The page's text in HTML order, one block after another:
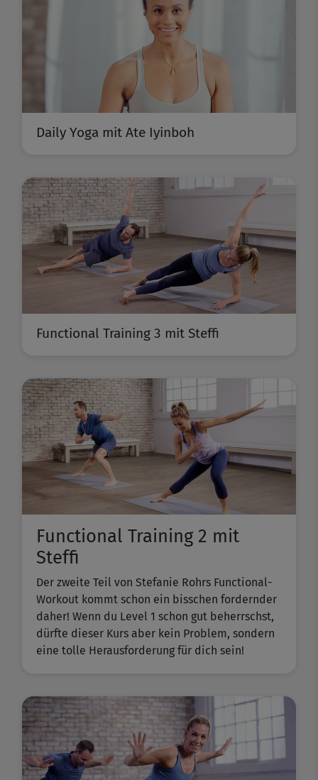
Daily Yoga mit Ate Iyinboh
Functional Training 3 mit Steffi
Functional Training 2 mit
Steffi
Der zweite Teil von Stefanie Rohrs Functional-
Workout kommt schon ein bisschen fordernder
daher! Wenn du Level 1 schon gut beherrschst,
dürfte dieser Kurs aber kein Problem, sondern
eine tolle Herausforderung für dich sein!